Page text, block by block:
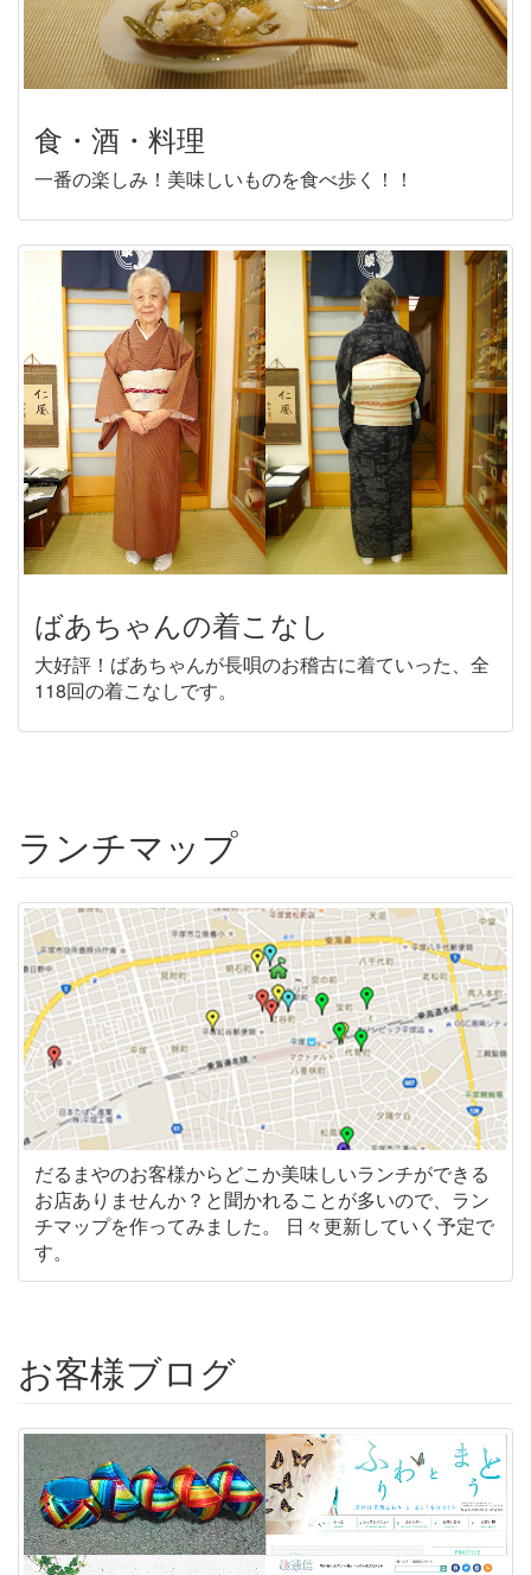
食・酒・料理
一番の楽しみ！美味しいものを食べ歩く！！
ばあちゃんの着こなし
大好評！ばあちゃんが長唄のお稽古に着ていった、全
118回の着こなしです。
ランチマップ
だるまやのお客様からどこか美味しいランチができる
お店ありませんか？と聞かれることが多いので、ラン
チマップを作ってみました。 日々更新していく予定で
す。
お客様ブログ